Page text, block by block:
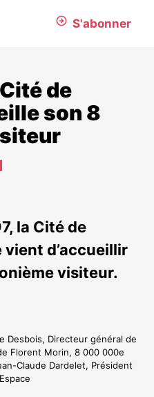
S'abonner
de
son 8
la Cité de
vient d’accueillir
visiteur.
Desbois, Directeur général de
Florent Morin, 8 000 000e
Claude Dardelet, Président